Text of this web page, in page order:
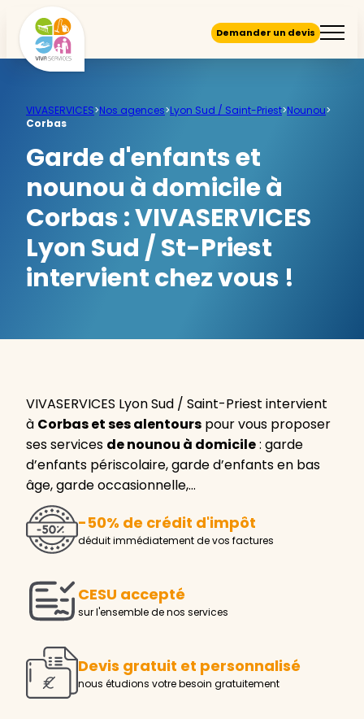
Demander un devis
VIVASERVICES>Nos agences>Lyon Sud / Saint-Priest>Nounou>
Corbas
Garde d'enfants et
nounou à domicile à
Corbas :VIVASERVICES
Lyon Sud / St-Priest
intervient chez vous !
VIVASERVICES Lyon Sud / Saint-Priest intervient
à Corbas et ses alentours pour vous proposer
ses services de nounou à domicile: garde
d’enfants périscolaire, garde d’enfants en bas
âge, garde occasionnelle,…
-50% de crédit d'impôt
déduit immédiatement de vos factures
CESU accepté
sur l'ensemble de nos services
Devis gratuit et personnalisé
nous étudions votre besoin gratuitement